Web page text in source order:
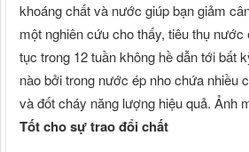
khoáng chất và nước giúp bạn giảm
một nghiên cứu cho thấy, tiêu thụ nước
tục trong 12 tuần không hề dẫn tới bất
nào bởi trong nước ép nho chứa nhiều
và đốt cháy năng lượng hiệu quả. Ảnh
Tốt cho sự trao đổi chất